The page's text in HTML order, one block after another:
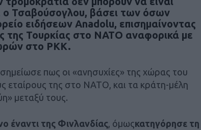
Τσαβούσογλου, βάσει των όσων
ειδήσεων Anadolu, επισημαίνοντας
της Τουρκίας στο ΝΑΤΟ αναφορικά με
στο PKK.
πως οι «ανησυχίες» της χώρας του
εταίρους της στο ΝΑΤΟ, και τα κράτη-μέλη
μεταξύ τους.
έναντι της Φινλανδίας , όμωςκατηγόρησε τη